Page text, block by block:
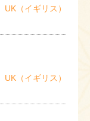
UK（イギリス）
UK（イギリス）